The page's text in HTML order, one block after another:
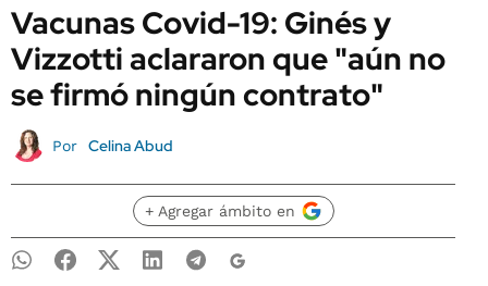
Vacunas Covid-19: Ginés y
Vizzotti aclararon que "aún no
se firmó ningún contrato"
Por Celina Abud
+ Agregar ámbito en